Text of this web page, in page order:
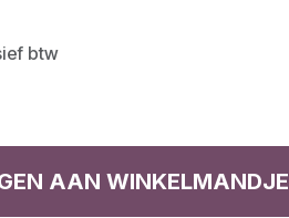
btw
AAN WINKELMANDJE